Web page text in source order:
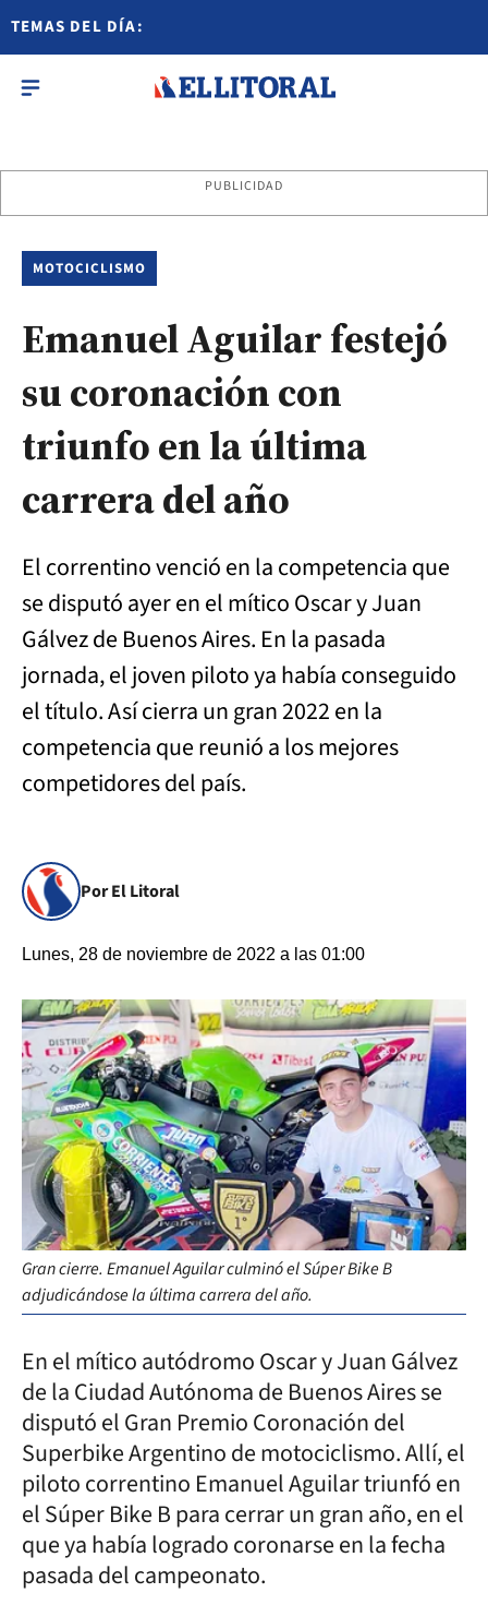
TEMAS DEL DÍA:
PUBLICIDAD
MOTOCICLISMO
Emanuel Aguilar festejó
su coronación con
triunfo en la última
carrera del año
El correntino venció en la competencia que
se disputó ayer en el mítico Oscar y Juan
Gálvez de Buenos Aires. En la pasada
jornada, el joven piloto ya había conseguido
el título. Así cierra un gran 2022 en la
competencia que reunió a los mejores
competidores del país.
Por El Litoral
Lunes, 28 de noviembre de 2022 a las 01:00
Gran cierre. Emanuel Aguilar culminó el Súper Bike B
adjudicándose la última carrera del año.
En el mítico autódromo Oscar y Juan Gálvez
de la Ciudad Autónoma de Buenos Aires se
disputó el Gran Premio Coronación del
Superbike Argentino de motociclismo. Allí, el
piloto correntino Emanuel Aguilar triunfó en
el Súper Bike B para cerrar un gran año, en el
que ya había logrado coronarse en la fecha
pasada del campeonato.